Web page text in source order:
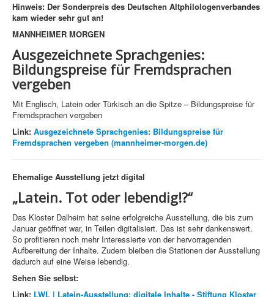
Hinweis: Der Sonderpreis des Deutschen Altphilologenverbandes
kam wieder sehr gut an!
MANNHEIMER MORGEN
Ausgezeichnete Sprachgenies:
Bildungspreise für Fremdsprachen
vergeben
Mit Englisch, Latein oder Türkisch an die Spitze – Bildungspreise für
Fremdsprachen vergeben
Link: Ausgezeichnete Sprachgenies: Bildungspreise für
Fremdsprachen vergeben (mannheimer-morgen.de)
Ehemalige Ausstellung jetzt digital
„Latein. Tot oder lebendig!?“
Das Kloster Dalheim hat seine erfolgreiche Ausstellung, die bis zum
Januar geöffnet war, in Teilen digitalisiert. Das ist sehr dankenswert.
So profitieren noch mehr Interessierte von der hervorragenden
Aufbereitung der Inhalte. Zudem bleiben die Stationen der Ausstellung
dadurch auf eine Weise lebendig.
Sehen Sie selbst:
Link: LWL | Latein-Ausstellung: digitale Inhalte - Stiftung Kloster